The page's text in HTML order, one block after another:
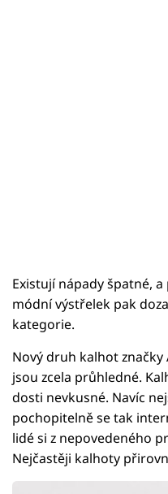
Existují nápady špatné,
módní výstřelek pak
kategorie.
Nový druh kalhot značky
jsou zcela průhledné.
dosti nevkusné. Navíc
pochopitelně se tak
lidé si z nepovedeného
Nejčastěji kalhoty